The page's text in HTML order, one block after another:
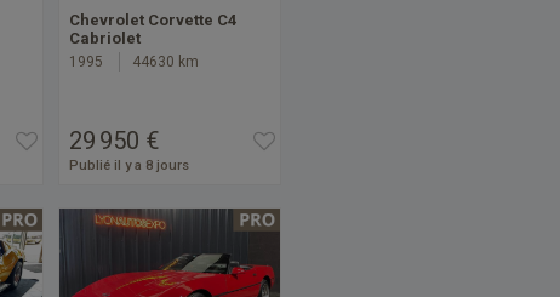
Chevrolet Corvette C4
Cabriolet
1995 44630 km
29 950 €
Publié il y a 8 jours